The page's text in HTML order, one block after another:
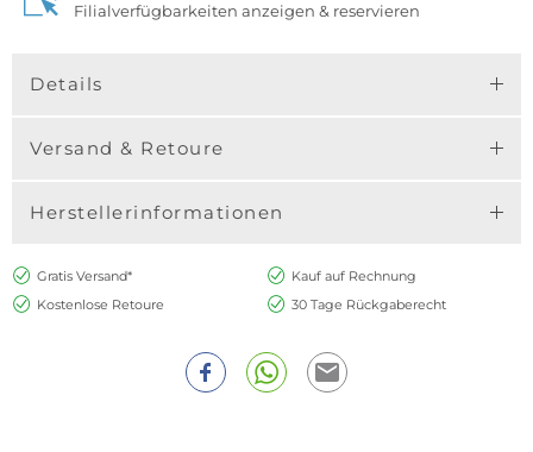
Filialverfügbarkeiten anzeigen & reservieren
Details
Versand & Retoure
Herstellerinformationen
Gratis Versand*
Kauf auf Rechnung
Kostenlose Retoure
30 Tage Rückgaberecht